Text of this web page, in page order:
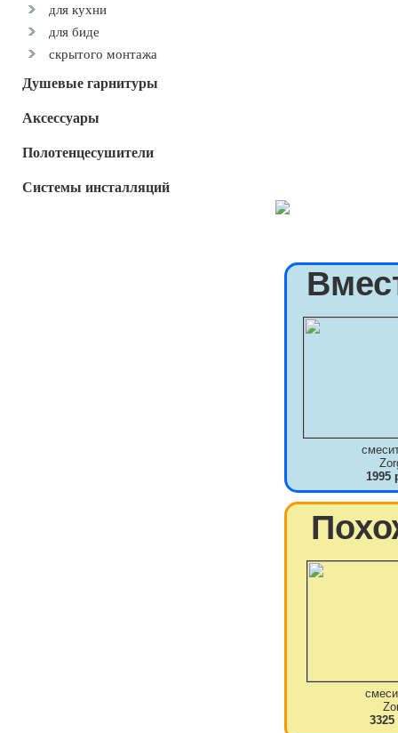
для кухни
для биде
скрытого монтажа
Душевые гарнитуры
Аксессуары
Полотенцесушители
Системы инсталляций
1995
3325